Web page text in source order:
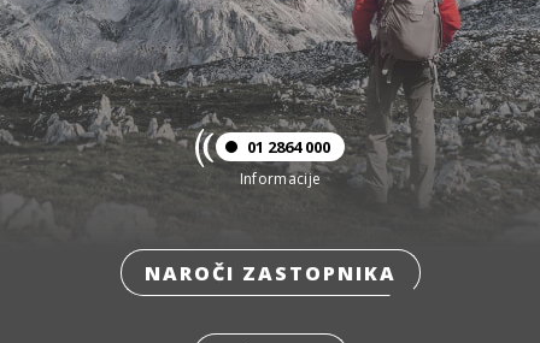
01 2864 000
Informacije
NAROČI ZASTOPNIKA